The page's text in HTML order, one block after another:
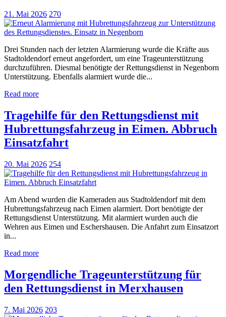
21. Mai 2026 270
Drei Stunden nach der letzten Alarmierung wurde die Kräfte aus
Stadtoldendorf erneut angefordert, um eine Trageunterstützung
durchzuführen. Diesmal benötigte der Rettungsdienst in Negenborn
Unterstützung. Ebenfalls alarmiert wurde die...
Read more
Tragehilfe für den Rettungsdienst mit
Hubrettungsfahrzeug in Eimen. Abbruch
Einsatzfahrt
20. Mai 2026 254
Am Abend wurden die Kameraden aus Stadtoldendorf mit dem
Hubrettungsfahrzeug nach Eimen alarmiert. Dort benötigte der
Rettungsdienst Unterstützung. Mit alarmiert wurden auch die
Wehren aus Eimen und Eschershausen. Die Anfahrt zum Einsatzort
in...
Read more
Morgendliche Trageunterstützung für
den Rettungsdienst in Merxhausen
7. Mai 2026 203